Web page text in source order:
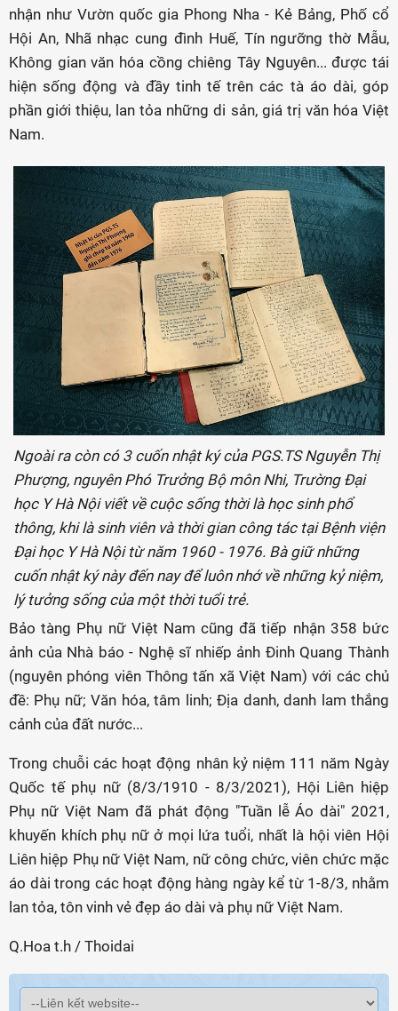
nhận như Vườn quốc gia Phong Nha - Kẻ Bảng, Phố cổ
Hội An, Nhã nhạc cung đình Huế, Tín ngưỡng thờ Mẫu,
Không gian văn hóa cồng chiêng Tây Nguyên... được tái
hiện sống động và đầy tinh tế trên các tà áo dài, góp
phần giới thiệu, lan tỏa những di sản, giá trị văn hóa Việt
Nam.
Ngoài ra còn có 3 cuốn nhật ký của PGS.TS Nguyễn Thị
Phượng, nguyên Phó Trưởng Bộ môn Nhi, Trường Đại
học Y Hà Nội viết về cuộc sống thời là học sinh phổ
thông, khi là sinh viên và thời gian công tác tại Bệnh viện
Đại học Y Hà Nội từ năm 1960 - 1976. Bà giữ những
cuốn nhật ký này đến nay để luôn nhớ về những kỷ niệm,
lý tưởng sống của một thời tuổi trẻ.
Bảo tàng Phụ nữ Việt Nam cũng đã tiếp nhận 358 bức
ảnh của Nhà báo - Nghệ sĩ nhiếp ảnh Đinh Quang Thành
(nguyên phóng viên Thông tấn xã Việt Nam) với các chủ
đề: Phụ nữ; Văn hóa, tâm linh; Địa danh, danh lam thắng
cảnh của đất nước...
Trong chuỗi các hoạt động nhân kỷ niệm 111 năm Ngày
Quốc tế phụ nữ (8/3/1910 - 8/3/2021), Hội Liên hiệp
Phụ nữ Việt Nam đã phát động "Tuần lễ Áo dài" 2021,
khuyến khích phụ nữ ở mọi lứa tuổi, nhất là hội viên Hội
Liên hiệp Phụ nữ Việt Nam, nữ công chức, viên chức mặc
áo dài trong các hoạt động hàng ngày kể từ 1-8/3, nhằm
lan tỏa, tôn vinh vẻ đẹp áo dài và phụ nữ Việt Nam.
Q.Hoa t.h / Thoidai